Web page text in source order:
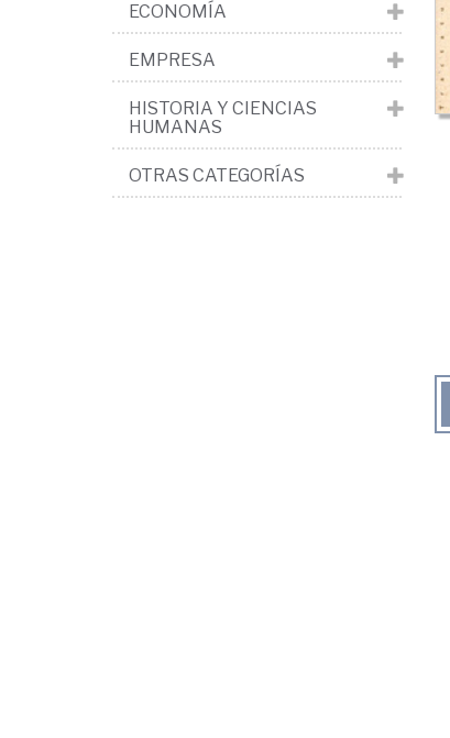
ECONOMÍA
EMPRESA
HISTORIA Y CIENCIAS
HUMANAS
OTRAS CATEGORÍAS